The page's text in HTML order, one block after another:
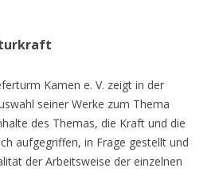
Kamen e. V. zeigt in der
seiner Werke zum Thema
des Themas, die Kraft und die
aufgegriffen, in Frage gestellt und
der Arbeitsweise der einzelnen